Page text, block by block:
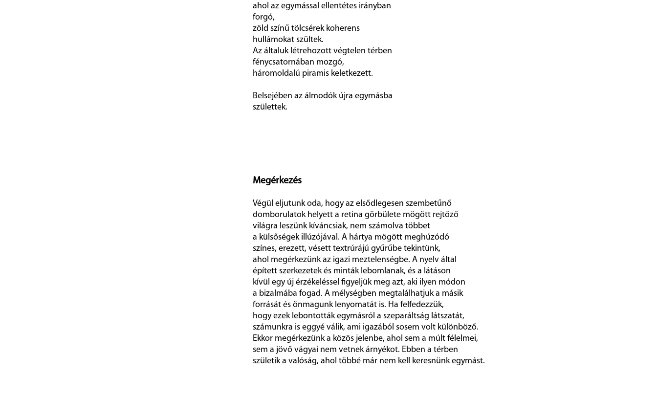
ahol az egymással ellentétes irányban
forgó,
zöld színű tölcsérek koherens
hullámokat szültek.
Az általuk létrehozott végtelen térben
fénycsatornában mozgó,
háromoldalú piramis keletkezett.
Belsejében az álmodók újra egymásba
születtek.
Megérkezés
Végül eljutunk oda, hogy az elsődlegesen szembetűnő
domborulatok helyett a retina görbülete mögött rejtőző
világra leszünk kíváncsiak, nem számolva többet
a külsőségek illúzójával. A hártya mögött meghúzódó
színes, erezett, vésett textrúrájú gyűrűbe tekintünk,
ahol megérkezünk az igazi meztelenségbe. A nyelv által
épített szerkezetek és minták lebomlanak, és a látáson
kívül egy új érzékeléssel figyeljük meg azt, aki ilyen módon
a bizalmába fogad. A mélységben megtalálhatjuk a másik
forrását és önmagunk lenyomatát is. Ha felfedezzük,
hogy ezek lebontották egymásról a szeparáltság látszatát,
számunkra is eggyé válik, ami igazából sosem volt különböző.
Ekkor megérkezünk a közös jelenbe, ahol sem a múlt félelmei,
sem a jövő vágyai nem vetnek árnyékot. Ebben a térben
születik a valóság, ahol többé már nem kell keresnünk egymást.